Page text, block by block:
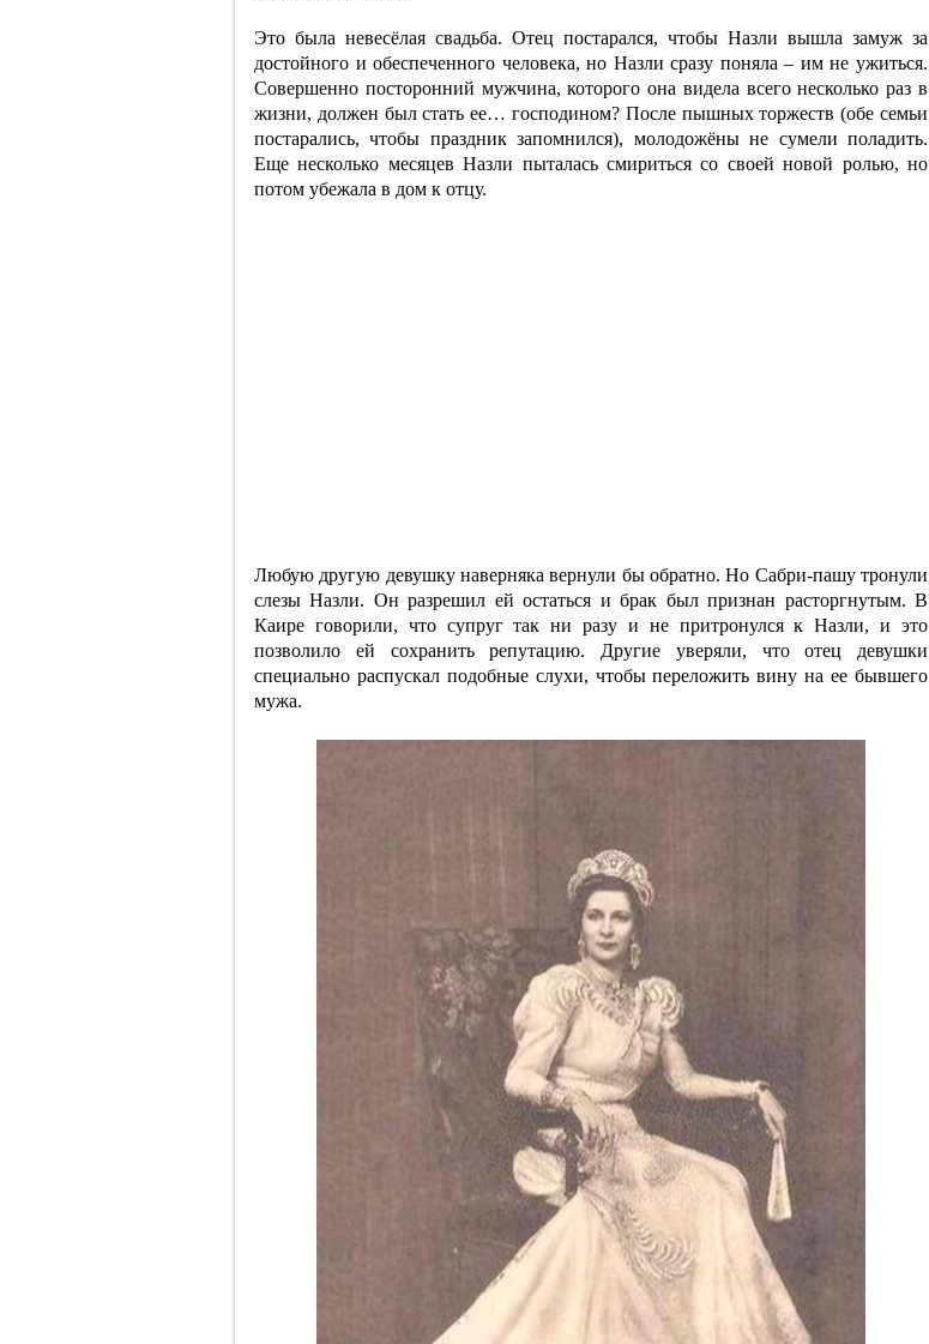
Это была невесёлая свадьба. Отец постарался, чтобы Назли вышла замуж за
достойного и обеспеченного человека, но Назли сразу поняла – им не ужиться.
Совершенно посторонний мужчина, которого она видела всего несколько раз в
жизни, должен был стать ее… господином? После пышных торжеств (обе семьи
постарались, чтобы праздник запомнился), молодожёны не сумели поладить.
Еще несколько месяцев Назли пыталась смириться со своей новой ролью, но
потом убежала в дом к отцу.
Любую другую девушку наверняка вернули бы обратно. Но Сабри-пашу тронули
слезы Назли. Он разрешил ей остаться и брак был признан расторгнутым. В
Каире говорили, что супруг так ни разу и не притронулся к Назли, и это
позволило ей сохранить репутацию. Другие уверяли, что отец девушки
специально распускал подобные слухи, чтобы переложить вину на ее бывшего
мужа.